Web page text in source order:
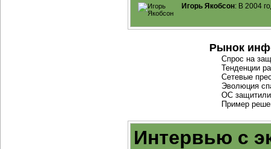
Игорь Якобсон: В 2004
Рынок
Спрос на
Тенденции
Сетевые
Эволюция
ОС
Пример
Интервью с